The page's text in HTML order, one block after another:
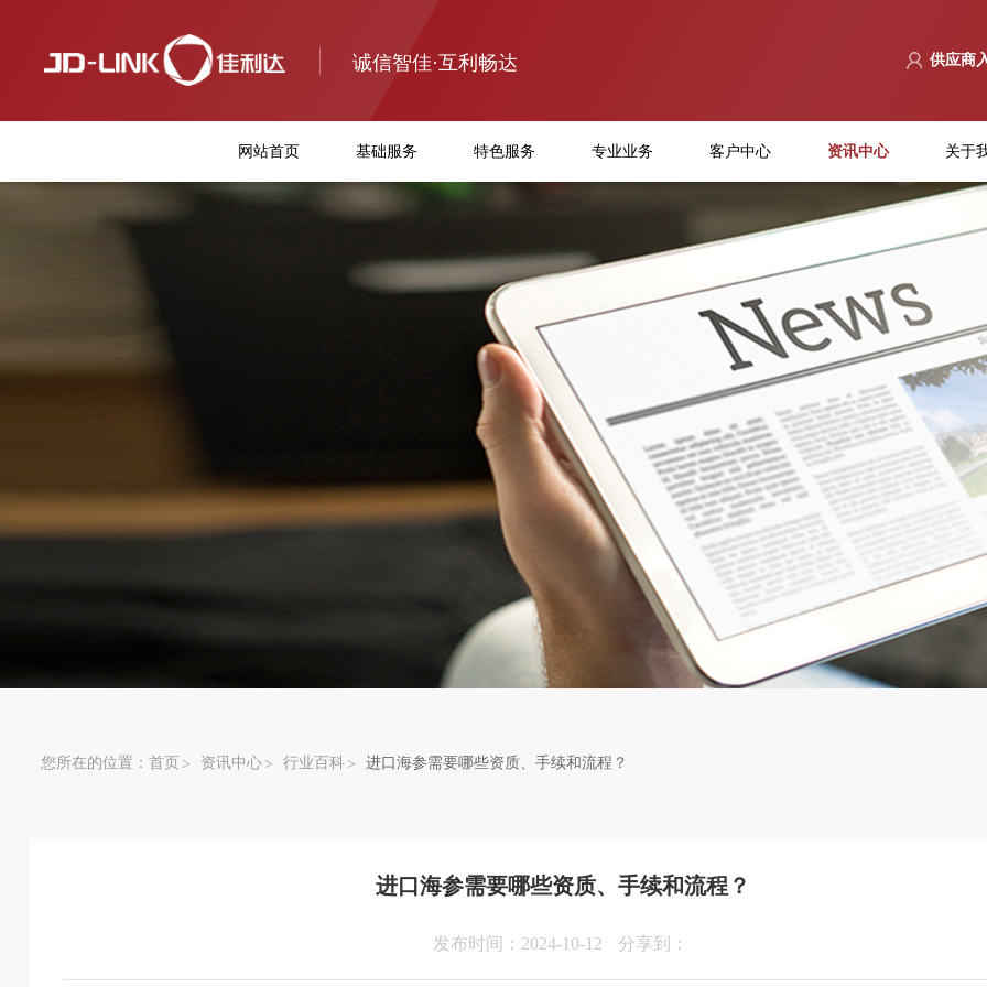
诚信智佳·互利畅达 供应商
网站首页 基础服务 特色服务 专业业务 客户中心 资讯中心 关于
您所在的位置： 首页 资讯中心 行业百科 进口海参需要哪些资质、手续和流程？
进口海参需要哪些资质、手续和流程？
发布时间：2024-10-12 分享到：